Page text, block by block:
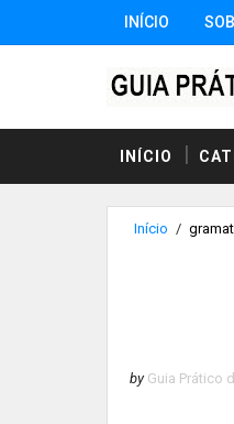
INÍCIO
INÍCIO
Início /
by Guia Prático